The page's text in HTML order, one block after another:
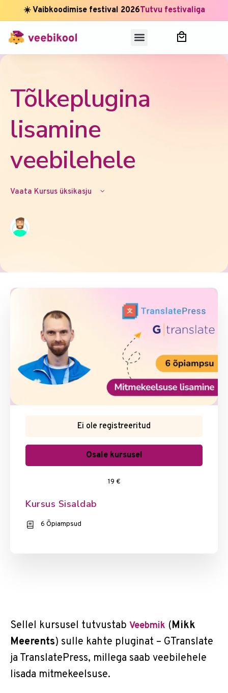
☀️ Vaibkoodimise festival 2026Tutvu festivaliga
,
Tõlkeplugina
lisamine
veebilehele
Vaata Kursus üksikasju
Sellel kursusel tutvustab Veebmik (Mikk
Meerents) sulle kahte pluginat – GTranslate
ja TranslatePress, millega saab veebilehele
lisada mitmekeelsuse.
Ei ole registreeritud
Osale kursusel
19 €
Kursus Sisaldab
6 Õpiampsud